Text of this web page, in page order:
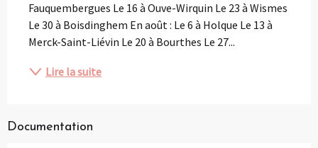
Fauquembergues Le 16 à Ouve-Wirquin Le 23 à Wismes
Le 30 à Boisdinghem En août : Le 6 à Holque Le 13 à
Merck-Saint-Liévin Le 20 à Bourthes Le 27...
Lire la suite
Documentation